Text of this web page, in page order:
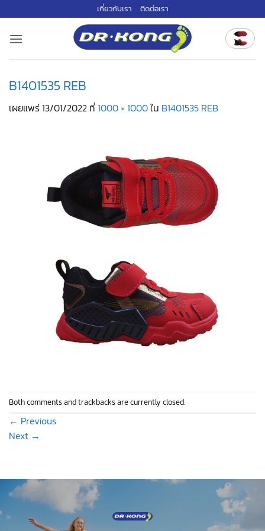
ไป
เกี่ยวกับเรา ติดต่อเรา
B1401535 REB
เผยแพร่13/01/2022 ที่ 1000 × 1000ใน B1401535 REB
Both comments and trackbacks are currently closed.
← Previous
Next →